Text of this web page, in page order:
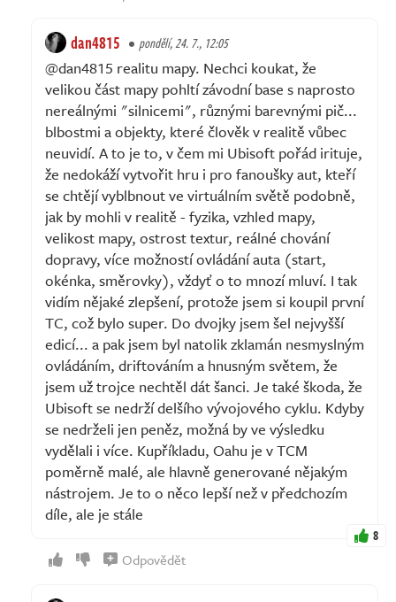
dan4815 pondělí, 24. 7., 12:05
@dan4815 realitu mapy. Nechci koukat, že
velikou část mapy pohltí závodní base s naprosto
nereálnými "silnicemi", různými barevnými pič...
blbostmi a objekty, které člověk v realitě vůbec
neuvidí. A to je to, v čem mi Ubisoft pořád irituje,
že nedokáží vytvořit hru i pro fanoušky aut, kteří
se chtějí vyblbnout ve virtuálním světě podobně,
jak by mohli v realitě - fyzika, vzhled mapy,
velikost mapy, ostrost textur, reálné chování
dopravy, více možností ovládání auta (start,
okénka, směrovky), vždyť o to mnozí mluví. I tak
vidím nějaké zlepšení, protože jsem si koupil první
TC, což bylo super. Do dvojky jsem šel nejvyšší
edicí... a pak jsem byl natolik zklamán nesmyslným
ovládáním, driftováním a hnusným světem, že
jsem už trojce nechtěl dát šanci. Je také škoda, že
Ubisoft se nedrží delšího vývojového cyklu. Kdyby
se nedrželi jen peněz, možná by ve výsledku
vydělali i více. Kupříkladu, Oahu je v TCM
poměrně malé, ale hlavně generované nějakým
nástrojem. Je to o něco lepší než v předchozím
díle, ale je stále
8
Odpovědět